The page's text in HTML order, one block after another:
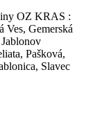
OZ KRAS :
Gemerská
Pašková,
Slavec